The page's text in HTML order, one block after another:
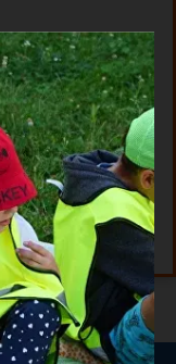
ÚDAJOV